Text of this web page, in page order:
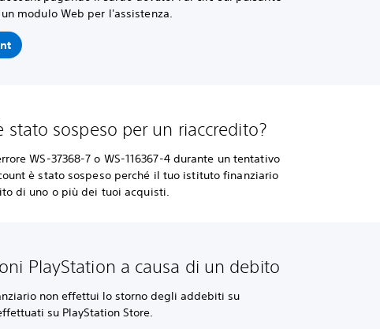
modulo Web per l'assistenza.
stato sospeso per un riaccredito?
WS-37368-7 o WS-116367-4 durante un tentativo
è stato sospeso perché il tuo istituto finanziario
di uno o più dei tuoi acquisti.
PlayStation a causa di un debito
non effettui lo storno degli addebiti su
su PlayStation Store.